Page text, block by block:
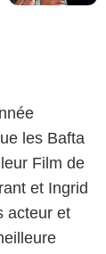
les Bafta
Film de
et Ingrid
acteur et